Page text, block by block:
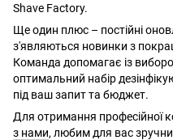
Shave Factory.
Ще один плюс – постійні
з'являються новинки з
Команда допомагає із
оптимальний набір
під ваш запит та бюджет.
Для отримання професійної
з нами, любим для вас